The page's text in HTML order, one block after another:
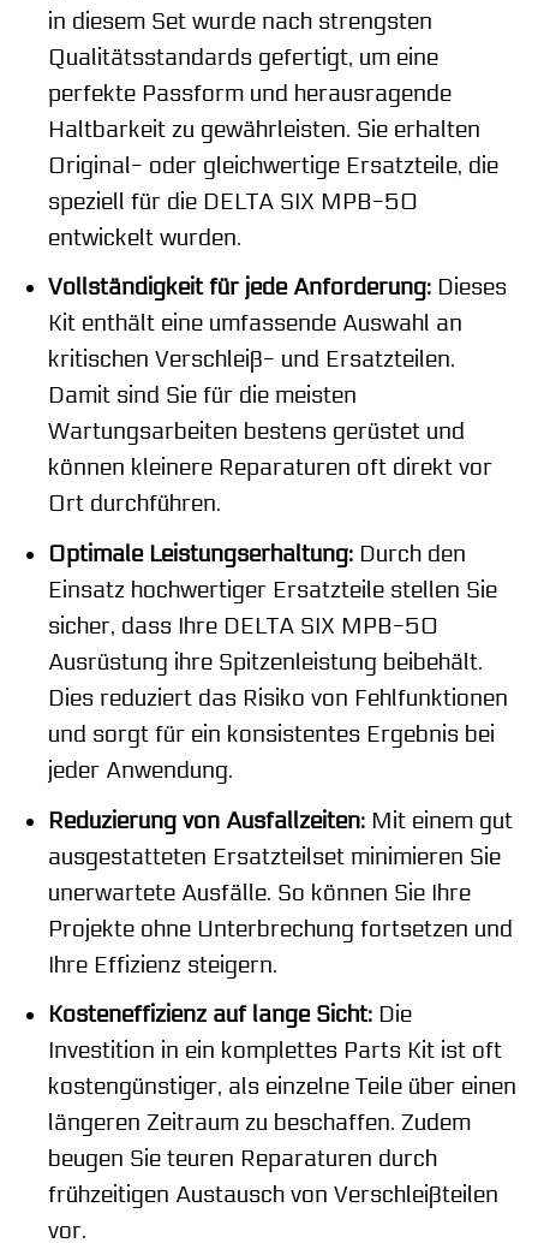
in diesem Set wurde nach strengsten
Qualitätsstandards gefertigt, um eine
perfekte Passform und herausragende
Haltbarkeit zu gewährleisten. Sie erhalten
Original- oder gleichwertige Ersatzteile, die
speziell für die DELTA SIX MPB-50
entwickelt wurden.
Vollständigkeit für jede Anforderung:Dieses
Kit enthält eine umfassende Auswahl an
kritischen Verschleiß- und Ersatzteilen.
Damit sind Sie für die meisten
Wartungsarbeiten bestens gerüstet und
können kleinere Reparaturen oft direkt vor
Ort durchführen.
Optimale Leistungserhaltung:Durch den
Einsatz hochwertiger Ersatzteile stellen Sie
sicher, dass Ihre DELTA SIX MPB-50
Ausrüstung ihre Spitzenleistung beibehält.
Dies reduziert das Risiko von Fehlfunktionen
und sorgt für ein konsistentes Ergebnis bei
jeder Anwendung.
Reduzierung von Ausfallzeiten:Mit einem gut
ausgestatteten Ersatzteilset minimieren Sie
unerwartete Ausfälle. So können Sie Ihre
Projekte ohne Unterbrechung fortsetzen und
Ihre Effizienz steigern.
Kosteneffizienz auf lange Sicht:Die
Investition in ein komplettes Parts Kit ist oft
kostengünstiger, als einzelne Teile über einen
längeren Zeitraum zu beschaffen. Zudem
beugen Sie teuren Reparaturen durch
frühzeitigen Austausch von Verschleißteilen
vor.